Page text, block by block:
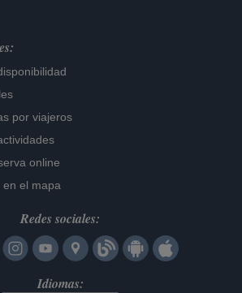
por viajeros
online
en el mapa
Redes sociales:
Idiomas: